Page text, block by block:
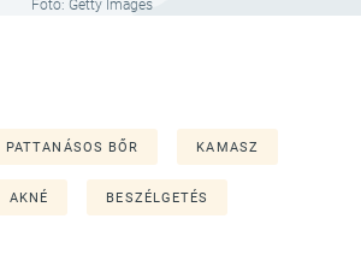
Fotó: Getty Images
PATTANÁSOS BŐR KAMASZ
AKNÉ BESZÉLGETÉS